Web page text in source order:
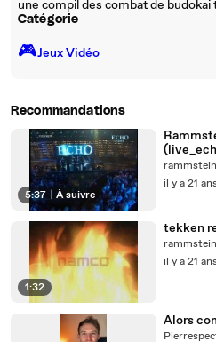
une compil des combat de budokai
Catégorie
🎮️Jeux Vidéo
Recommandations
5:37 À suivre
rammstein
il y a 21
1:32
tekken
rammstein
il y a 21
Alors